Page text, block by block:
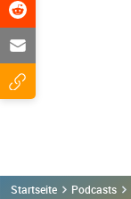
Startseite Podcasts